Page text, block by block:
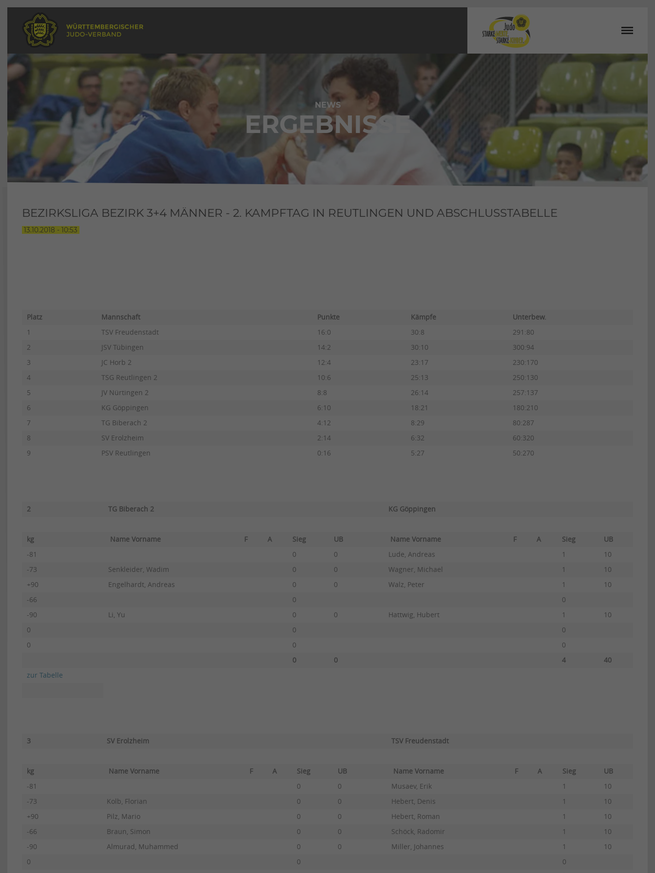
NEWS
ERGEBNISSE
BEZIRKSLIGA BEZIRK 3+4 MÄNNER - 2. KAMPFTAG IN REUTLINGEN UND ABSCHLUSSTABELLE
13.10.2018 - 10:53
Platz Mannschaft Punkte Kämpfe
Unterbew.
1
TSV Freudenstadt 16:0 30:8
291:80
2
JSV Tübingen 14:2 30:10
300:94
3
JC Horb 2 12:4 23:17
230:170
4
TSG Reutlingen 2 10:6 25:13
250:130
5
JV Nürtingen 2 8:8 26:14
257:137
6
KG Göppingen 6:10 18:21
180:210
7
TG Biberach 2 4:12 8:29
80:287
8
SV Erolzheim 2:14 6:32
60:320
9
PSV Reutlingen 0:16 5:27 50:270
2 TG Biberach 2 KG Göppingen
kg Name Vorname F A Sieg UB Name Vorname F A Sieg
UB
-81
0 0 Lude, Andreas 1
10
-73
Senkleider, Wadim 0 0 Wagner, Michael 1
10
+90
Engelhardt, Andreas 0 0 Walz, Peter 1
10
-66
0
0
-90
Li, Yu 0 0 Hattwig, Hubert 1
10
0
0
0
0
0
0
0
0 4
40
zur Tabelle
3 SV Erolzheim TSV Freudenstadt
kg Name Vorname F A Sieg UB Name Vorname F A Sieg
UB
-81
0 0 Musaev, Erik 1
10
-73
Kolb, Florian 0 0 Hebert, Denis 1
10
+90
Pilz, Mario 0 0 Hebert, Roman 1
10
-66
Braun, Simon 0 0 Schöck, Radomir 1
10
-90
Almurad, Muhammed 0 0 Miller, Johannes 1
10
0
0
0